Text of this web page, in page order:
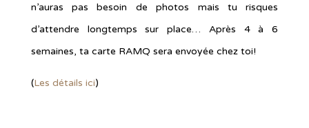
n’auras pas besoin de photos mais tu risques
d’attendre longtemps sur place… Après 4 à 6
semaines, ta carte RAMQ sera envoyée chez toi!
(Les détails ici)